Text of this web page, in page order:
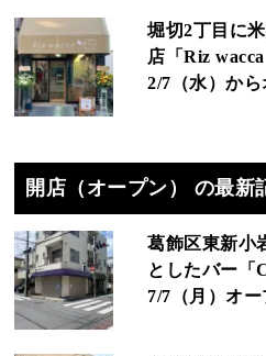
堀切2丁目に
店「Riz
2/7（水）か
開店（オープン） の最新
葛飾区東新小
としたバー「
7/7（月）オー